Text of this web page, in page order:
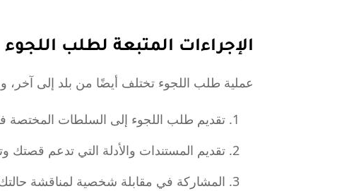
الإجراءات المتبعة لطلب اللجوء
عملية طلب اللجوء تختلف أيضًا من بلد إلى آخر،
تقديم طلب اللجوء إلى السلطات المختصة
تقديم المستندات والأدلة التي تدعم
المشاركة في مقابلة شخصية لمناقشة حالتك